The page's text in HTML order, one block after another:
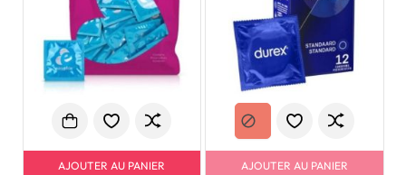
AJOUTER AU PANIER AJOUTER AU PANIER